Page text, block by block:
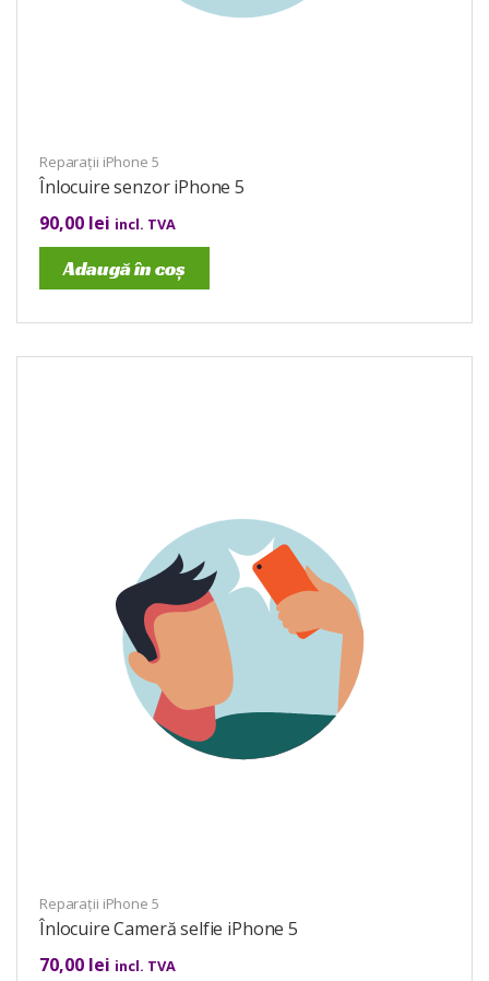
Reparații iPhone 5
Înlocuire senzor iPhone 5
90,00 lei incl. TVA
Adaugă în coș
Reparații iPhone 5
Înlocuire Cameră selfie iPhone 5
70,00 lei incl. TVA